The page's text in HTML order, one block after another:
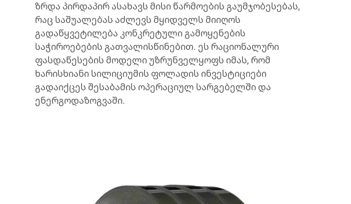
ზრდა პირდაპირ ასახავს მისი წარმოების გაუმჯობესებას,
რაც საშუალებას აძლევს მყიდველს მიიღოს
გადაწყვეტილება კონკრეტული გამოყენების
საჭიროებების გათვალისწინებით. ეს რაციონალური
ფასდაწესების მოდელი უზრუნველყოფს იმას, რომ
ხარისხიანი სილიციუმის ფოლადის ინვესტიციები
გადაიქცეს შესაბამის ოპერაციულ სარგებელში და
ენერგოდაზოგვაში.